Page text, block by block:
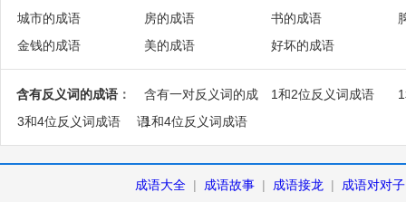
城市的成语
房的成语 书的成语
金钱的成语
美的成语 好坏的成语
含有反义词的成语 ：
含有一对反义词的成
语
1和2位反义词成语
3和4位反义词成语
1和4位反义词成语
成语大全 | 成语故事 | 成语接龙 |
成语对对子